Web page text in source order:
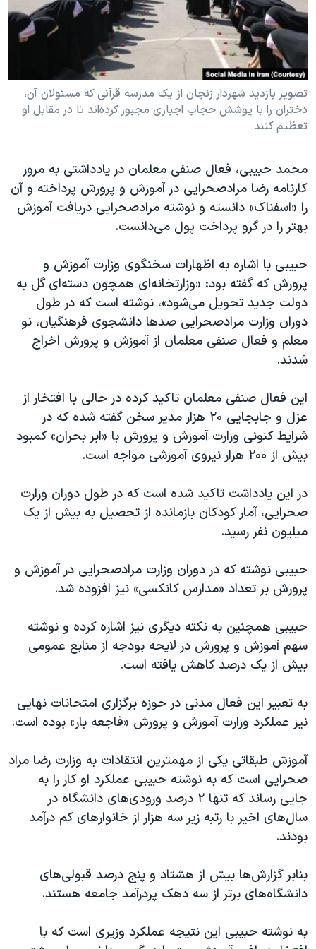
فرهنگ و زندگی
حقوق شهروندی
اقتصادی
علم و فناوری
اسرائیل در جنگ
آرشیو پخش زنده
مستندها
انتخابات ریاست جمهوری آمریکا ۲۰۲۴
حمله جمهوری اسلامی به اسرائیل
رمز مهسا
ورزش زنان در ایران
مجموعه مستندهای دادخواهی
تریبونال مردمی آبان ۹۸
قانون شفافیت دارائی کادر رهبری ایران
اعتراضات مردمی آبان ۹۸
اسرائیل در جنگ
نرگس محمدی برنده جایزه نوبل صلح
صفحه‌های ویژه
سفر پرزیدنت ترامپ به چین
دنبال کنید
زبانهای مختلف
تصویر بازدید شهردار زنجان از یک مدرسه قرآنی که مسئولان آن،
دختران را با پوشش حجاب اجباری مجبور کرده‌اند تا در مقابل او
تعظیم کنند
محمد حبیبی، فعال صنفی معلمان در یادداشتی ‏به مرور
کارنامه رضا مراد‌صحرایی در آموزش و پرورش پرداخته و آن
را «اسفناک» دانسته و نوشته مرادصحرایی دریافت آموزش
بهتر را در گرو پرداخت پول می‌دانست.
حبیبی با اشاره به اظهارات سخنگوی وزارت آموزش و
پرورش که گفته بود: «وزارتخانه‌ای همچون دسته‌ای گل به
دولت جدید تحویل می‌شود»، نوشته است که در طول
دوران وزارت مرادصحرایی صدها دانشجوی فرهنگیان، نو
معلم و فعال صنفی معلمان از آموزش و پرورش اخراج
شدند.
این فعال صنفی معلمان تاکید کرده در حالی با افتخار از
عزل و جابجایی ۲۰ هزار مدیر سخن گفته شده که در
شرایط کنونی وزارت آموزش و پرورش با «ابر بحران» کمبود
بیش از ۲۰۰ هزار نیروی آموزشی مواجه است.
در این یادداشت تاکید شده است که ‏در طول دوران وزارت
صحرایی، آمار کودکان بازمانده از تحصیل به بیش از یک
میلیون نفر رسید.
حبیبی نوشته که در دوران وزارت مرادصحرایی در آموزش و
پرورش بر تعداد «مدارس کانکسی» نیز افزوده شد.
حبیبی همچنین به نکته دیگری نیز اشاره کرده و نوشته
سهم آموزش و پرورش در لایحه بودجه از منابع عمومی
بیش از یک درصد کاهش یافته است.
به تعبیر این فعال مدنی در حوزه برگزاری امتحانات نهایی
نیز عملکرد وزارت آموزش و پرورش «فاجعه بار» بوده است.
آموزش طبقاتی یکی از مهمترین انتقادات به وزارت رضا مراد
صحرایی است که به نوشته حبیبی عملکرد او کار را به
جایی رساند که تنها ۲ درصد ورودی‌های دانشگاه در
سال‌های اخیر با رتبه زیر سه هزار از خانوارهای کم درآمد
بودند.
بنابر گزارش‌ها بیش از هشتاد و پنج درصد قبولی‌های
دانشگاه‌های برتر از سه دهک پردرآمد جامعه هستند.
به نوشته حبیبی این نتیجه عملکرد وزیری است که با